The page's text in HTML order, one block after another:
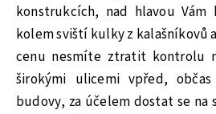
konstrukcích, nad hlavou
kolem sviští kulky z kalašníkovů
cenu nesmíte ztratit kontrolu
širokými ulicemi vpřed,
budovy, za účelem dostat se na